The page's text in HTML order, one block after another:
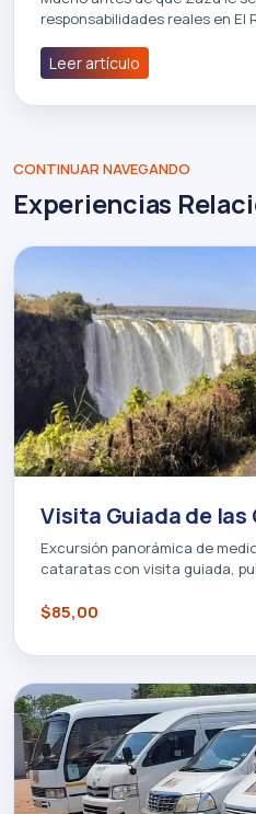
responsabilidades reales en El
Leer artículo
CONTINUAR NAVEGANDO
Experiencias
Visita Guiada de
Excursión panorámica de
cataratas con visita guiada,
$85,00